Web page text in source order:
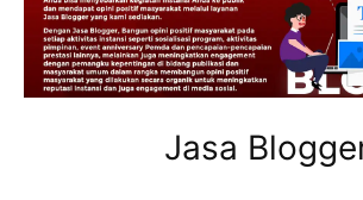
Jasa